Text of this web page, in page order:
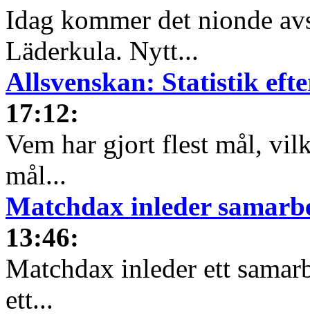
Idag kommer det nionde
Läderkula. Nytt...
Allsvenskan: Statistik
17:12:
Vem har gjort flest mål,
mål...
Matchdax inleder
13:46:
Matchdax inleder ett
ett...